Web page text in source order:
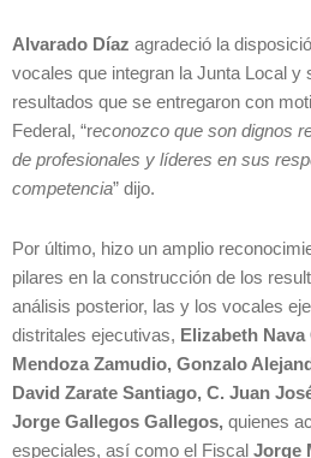
Alvarado Díaz agradeció la
vocales que integran la Junta Local y
resultados que se entregaron con
Federal, “reconozco que son dignos
de profesionales y líderes en sus
competencia” dijo.
Por último, hizo un amplio
pilares en la construcción de los
análisis posterior, las y los vocales
distritales ejecutivas, Elizabeth
Mendoza Zamudio, Gonzalo
David Zarate Santiago, C. Juan
Jorge Gallegos Gallegos, quienes
especiales, así como el Fiscal Jorge